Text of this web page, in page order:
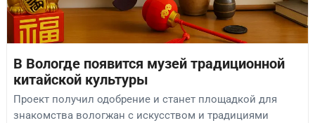
В Вологде появится музей традиционной
китайской культуры
Проект получил одобрение и станет площадкой для
знакомства вологжан с искусством и традициями